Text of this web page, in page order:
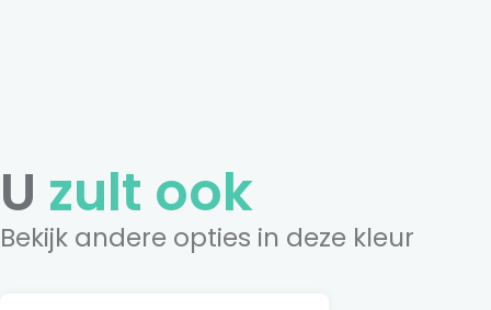
U zult ook
Bekijk andere opties in deze kleur